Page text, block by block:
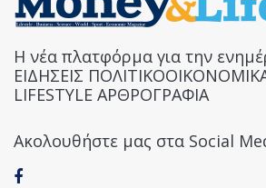
Η νέα πλατφόρμα για την
ΕΙΔΗΣΕΙΣ
LIFESTYLE ΑΡΘΡΟΓΡΑΦΙΑ
Ακολουθήστε μας στα Social